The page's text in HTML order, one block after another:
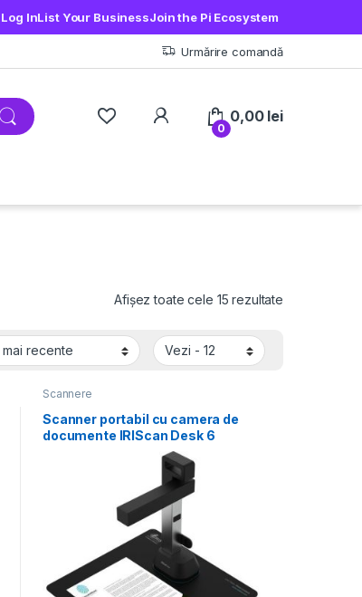
Log InList Your BusinessJoin the Pi Ecosystem
Urmărire comandă
My Account
0
0,00 lei
Afișez toate cele 15 rezultate
Scannere
Scanner portabil cu camera de
documente IRIScan Desk 6